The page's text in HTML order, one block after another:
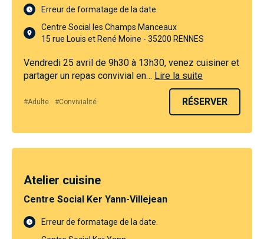
Erreur de formatage de la date.
Centre Social les Champs Manceaux
15 rue Louis et René Moine - 35200 RENNES
Vendredi 25 avril de 9h30 à 13h30, venez cuisiner et
partager un repas convivial en… Lire la suite
#Adulte #Convivialité RÉSERVER
Atelier cuisine
Centre Social Ker Yann-Villejean
Erreur de formatage de la date.